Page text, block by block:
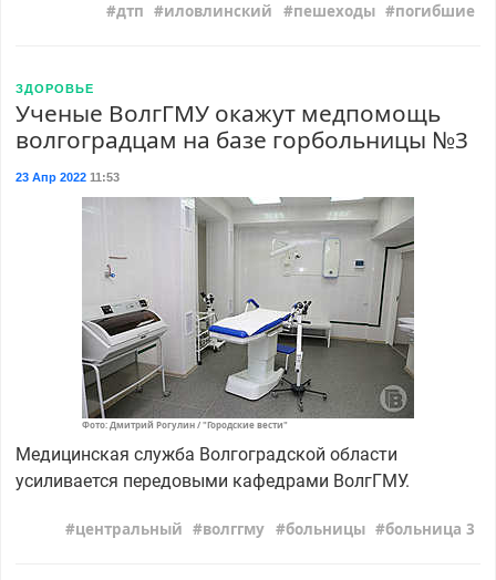
дтп иловлинский пешеходы погибшие
ЗДОРОВЬЕ
Ученые ВолгГМУ окажут медпомощь
волгоградцам на базе горбольницы №3
23 Апр 202211:53
Фото: Дмитрий Рогулин / "Городские вести"
Медицинская служба Волгоградской области
усиливается передовыми кафедрами ВолгГМУ.
центральный волггму больницы больница 3